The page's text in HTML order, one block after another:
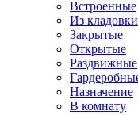
Встроенные
Из кладовки
Закрытые
Открытые
Раздвижные
Назначение
В комнату